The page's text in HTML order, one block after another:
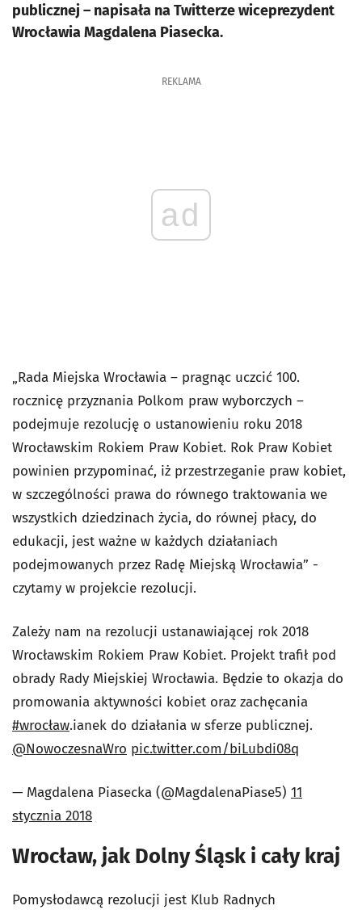
publicznej – napisała na Twitterze wiceprezydent
Wrocławia Magdalena Piasecka.
REKLAMA
ad
„Rada Miejska Wrocławia – pragnąc uczcić 100.
rocznicę przyznania Polkom praw wyborczych –
podejmuje rezolucję o ustanowieniu roku 2018
Wrocławskim Rokiem Praw Kobiet. Rok Praw Kobiet
powinien przypominać, iż przestrzeganie praw kobiet,
w szczególności prawa do równego traktowania we
wszystkich dziedzinach życia, do równej płacy, do
edukacji, jest ważne w każdych działaniach
podejmowanych przez Radę Miejską Wrocławia” -
czytamy w projekcie rezolucji.
Zależy nam na rezolucji ustanawiającej rok 2018
Wrocławskim Rokiem Praw Kobiet. Projekt trafił pod
obrady Rady Miejskiej Wrocławia. Będzie to okazja do
promowania aktywności kobiet oraz zachęcania
#wrocław.ianek do działania w sferze publicznej.
@NowoczesnaWro pic.twitter.com/biLubdi08q
— Magdalena Piasecka (@MagdalenaPiase5) 11
stycznia 2018
Wrocław, jak Dolny Śląsk i cały kraj
Pomysłodawcą rezolucji jest Klub Radnych